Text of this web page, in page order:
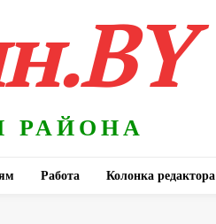
РАЙОНА
Работа Колонка редактора